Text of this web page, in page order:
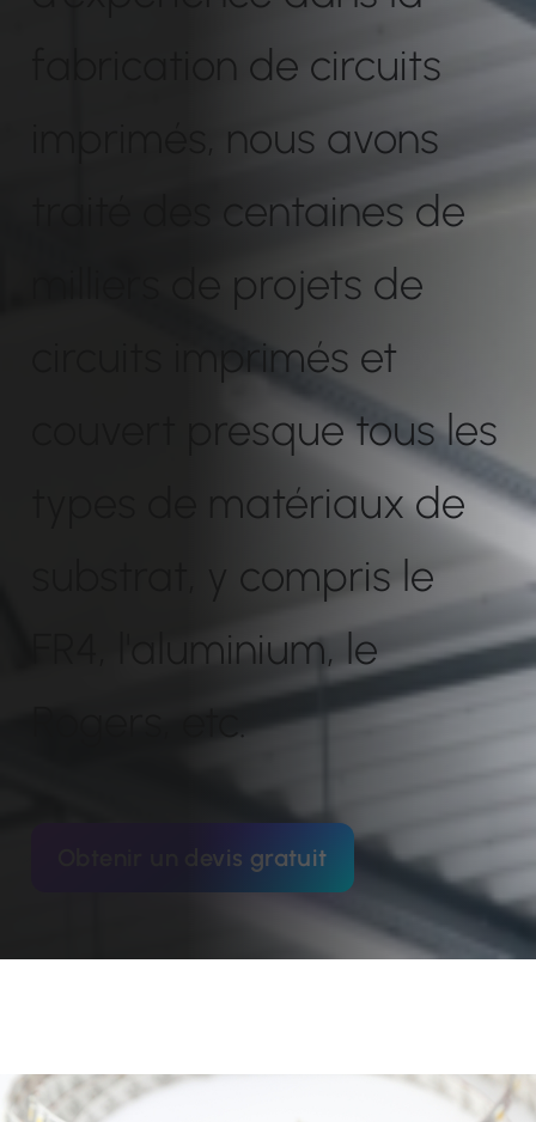
fabrication de circuits
imprimés, nous avons
traité des centaines de
milliers de projets de
circuits imprimés et
couvert presque tous les
types de matériaux de
substrat, y compris le
FR4, l'aluminium, le
Rogers, etc.
Obtenir un devis gratuit